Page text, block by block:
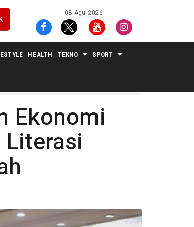
08 Agu 2026
HEALTH TEKNO SPORT
Ekonomi